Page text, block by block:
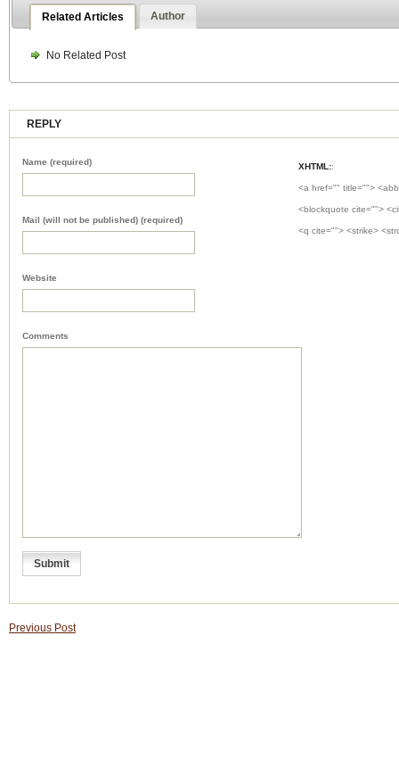
Related Articles Author
No Related Post
REPLY
XHTML::
<a href="" title="">
<blockquote cite="">
<q cite=""> <strike>
Name (required)
Mail (will not be published) (required)
Website
Comments
Previous Post